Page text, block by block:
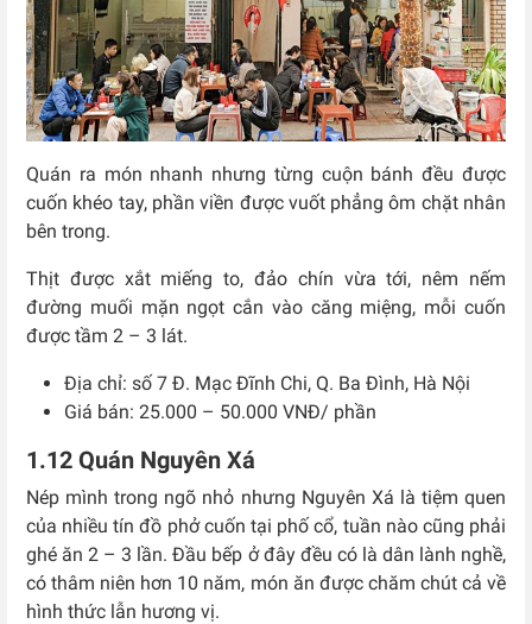
Quán ra món nhanh nhưng từng cuộn bánh đều được
cuốn khéo tay, phần viền được vuốt phẳng ôm chặt nhân
bên trong.
Thịt được xắt miếng to, đảo chín vừa tới, nêm nếm
đường muối mặn ngọt cắn vào căng miệng, mỗi cuốn
được tầm 2 – 3 lát.
Địa chỉ: số 7 Đ. Mạc Đĩnh Chi, Q. Ba Đình, Hà Nội
Giá bán: 25.000 – 50.000 VNĐ/ phần
1.12 Quán Nguyên Xá
Nép mình trong ngõ nhỏ nhưng Nguyên Xá là tiệm quen
của nhiều tín đồ phở cuốn tại phố cổ, tuần nào cũng phải
ghé ăn 2 – 3 lần. Đầu bếp ở đây đều có là dân lành nghề,
có thâm niên hơn 10 năm, món ăn được chăm chút cả về
hình thức lẫn hương vị.